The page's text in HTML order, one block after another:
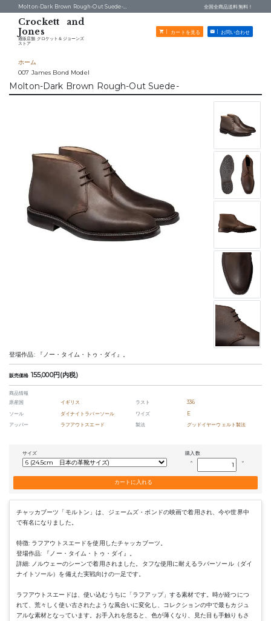
通販店舗 クロケット＆ジョーンズ
ストア
カートを見る お問い合わせ
Molton-Dark Brown Rough-Out Suede- - 通販店舗 クロケット＆ジョーンズストア全国全商品送料無料！
ホーム
007 James Bond Model
Molton-Dark Brown Rough-Out Suede-
登場作品: 『ノー・タイム・トゥ・ダイ』。
販売価格 155,000円(内税)
商品情報
原産国
イギリス ラスト
336
ソール
ダイナイトラバーソール ワイズ
E
アッパー
ラフアウトスエード 製法 グッドイヤーウェルト製法
サイズ 購入数
keyboard_arrow_up keyboard_arrow_down
チャッカブーツ「モルトン」は、ジェームズ・ボンドの映画で着用され、今や世界中
で有名になりました。
特徴: ラフアウトスエードを使用したチャッカブーツ。
登場作品: 『ノー・タイム・トゥ・ダイ』。
詳細: ノルウェーのシーンで着用されました。タフな使用に耐えるラバーソール（ダイ
ナイトソール）を備えた実戦向けの一足です。
ラフアウトスエードは、使い込むうちに「ラフアップ」する素材です。時が経つにつ
れて、荒々しく使い古されたような風合いに変化し、コレクションの中で最もカジュ
アルな素材となっています。お手入れを怠ると、色が薄くなり、見た目も手触りもさ